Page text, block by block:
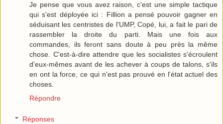
Je pense que vous avez raison, c'est une simple tactique
qui s'est déployée ici : Fillion a pensé pouvoir gagner en
séduisant les centristes de l'UMP, Copé, lui, a fait le pari de
rassembler la droite du parti. Mais une fois aux
commandes, ils feront sans doute à peu près la même
chose. C'est-à-dire attendre que les socialistes s'écroulent
d'eux-mêmes avant de les achever à coups de talons, s'ils
en ont la force, ce qui n'est pas prouvé en l'état actuel des
choses.
Répondre
Réponses